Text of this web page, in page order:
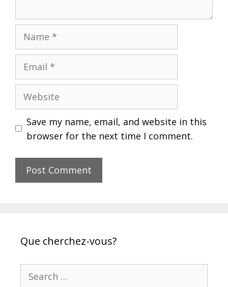
Name
Email
Website
Save my name, email, and website in this
browser for the next time I comment.
Que cherchez-vous?
Search